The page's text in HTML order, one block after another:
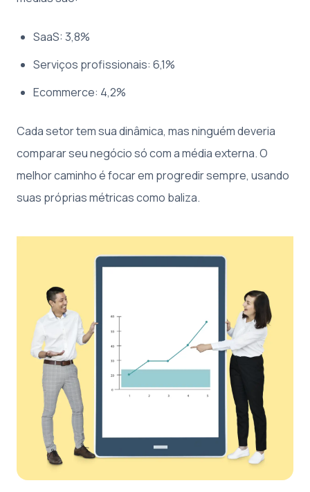
SaaS: 3,8%
Serviços profissionais: 6,1%
Ecommerce: 4,2%
Cada setor tem sua dinâmica, mas ninguém deveria
comparar seu negócio só com a média externa. O
melhor caminho é focar em progredir sempre, usando
suas próprias métricas como baliza.